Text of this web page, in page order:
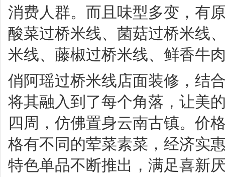
消费人群。而且味型多变，有
酸菜过桥米线、菌菇过桥米线
米线、藤椒过桥米线、鲜香牛
俏阿瑶过桥米线店面装修，结
将其融入到了每个角落，让美
四周，仿佛置身云南古镇。价
格有不同的荤菜素菜，经济实
特色单品不断推出，满足喜新